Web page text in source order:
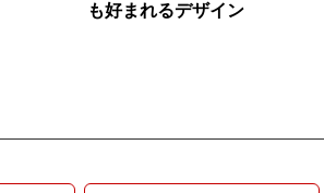
も好まれるデザイン